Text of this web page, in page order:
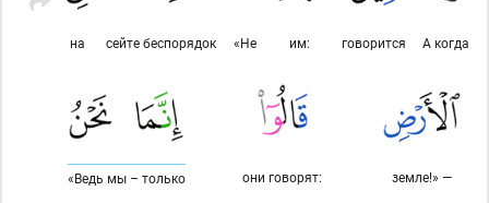
А когда
говорится
им:
«Не
сейте беспорядок
на
земле!» —
они говорят:
«Ведь мы – только